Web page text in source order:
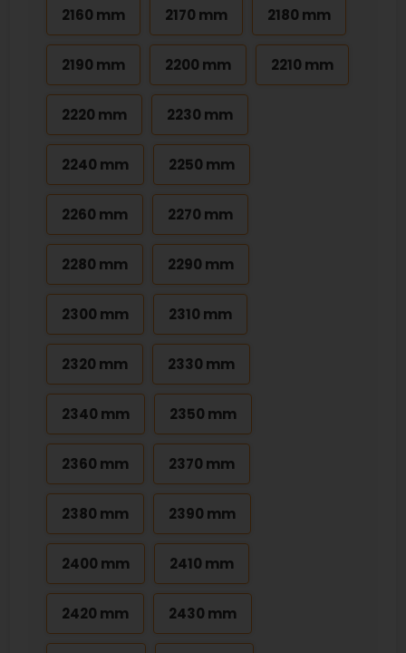
2160 mm 2170 mm 2180 mm
2190 mm 2200 mm 2210 mm
2220 mm 2230 mm
2240 mm 2250 mm
2260 mm 2270 mm
2280 mm 2290 mm
2300 mm 2310 mm
2320 mm 2330 mm
2340 mm 2350 mm
2360 mm 2370 mm
2380 mm 2390 mm
2400 mm 2410 mm
2420 mm 2430 mm